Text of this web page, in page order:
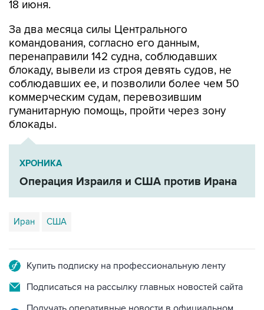
За два месяца силы Центрального
перенаправили 142 судна, соблюдавших
блокаду, вывели из строя девять судов, не
соблюдавших ее, и позволили более чем 50
коммерческим судам, перевозившим
гуманитарную помощь, пройти через зону
блокады.
ХРОНИКА
Операция Израиля и США против Ирана
Иран США
Подписаться на рассылку главных новостей сайта
Получать оперативные новости в официальном